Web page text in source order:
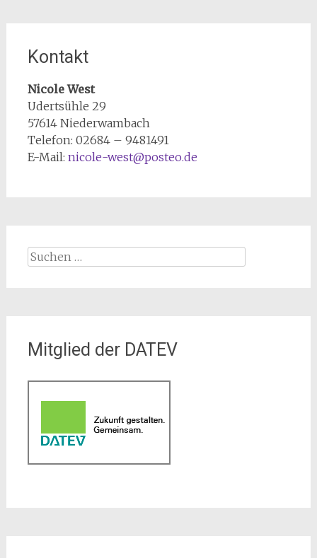
Kontakt
Nicole West
Udertsühle 29
57614 Niederwambach
Telefon: 02684 – 9481491
E-Mail: nicole-west@posteo.de
Suchen
Mitglied der DATEV